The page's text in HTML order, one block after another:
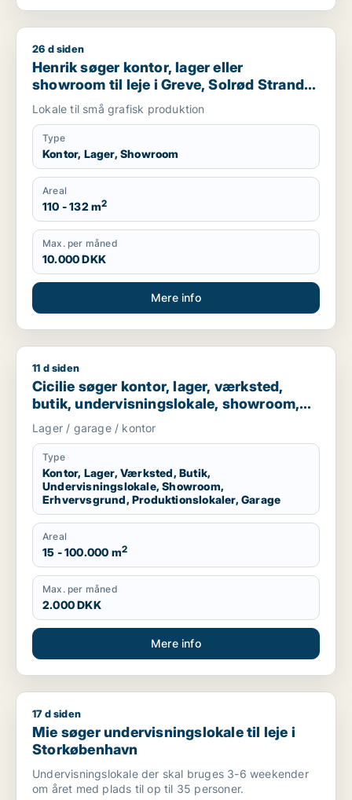
Henrik søger kontor, lager eller showroom til leje i Greve,
26 d siden
Henrik søger kontor, lager eller
showroom til leje i Greve, Solrød Strand
eller Køge
Lokale til små grafisk produktion
Type
Kontor, Lager, Showroom
Areal
110 - 132 m2
Max. per måned
10.000 DKK
Mere info
Cicilie søger kontor, lager, værksted, butik,
11 d siden
Cicilie søger kontor, lager, værksted,
butik, undervisningslokale, showroom,
erhvervsgrund, produktionslokaler eller
garage til leje i Region Sjælland eller
Nordsjælland
Lager / garage / kontor
Type
Kontor, Lager, Værksted, Butik,
Undervisningslokale, Showroom,
Erhvervsgrund, Produktionslokaler, Garage
Areal
15 - 100.000 m2
Max. per måned
2.000 DKK
Mere info
Mie søger undervisningslokale til leje i Storkøbenhavn
17 d siden
Mie søger undervisningslokale til leje i
Storkøbenhavn
Undervisningslokale der skal bruges 3-6 weekender
om året med plads til op til 35 personer.